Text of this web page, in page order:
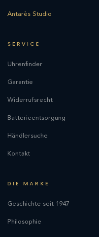
Antarès Studio
SERVICE
Uhrenfinder
Garantie
Widerrufsrecht
Batterieentsorgung
Händlersuche
Kontakt
DIE MARKE
Geschichte seit 1947
Philosophie